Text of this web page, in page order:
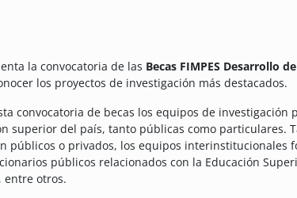
la convocatoria de las Becas FIMPES Desarrollo
los proyectos de investigación más destacados.
convocatoria de becas los equipos de investigación
superior del país, tanto públicas como particulares.
públicos o privados, los equipos interinstitucionales
públicos relacionados con la Educación
entre otros.